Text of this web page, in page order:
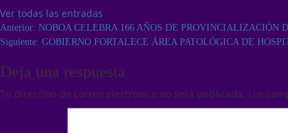
Ver todas las entradas
Anterior: NOBOA CELEBRA 166 AÑOS DE PROVINCIALIZACIÓN
Siguiente: GOBIERNO FORTALECE ÁREA PATOLÓGICA DE
Deja una respuesta
Tu dirección de correo electrónico no será publicada. Los